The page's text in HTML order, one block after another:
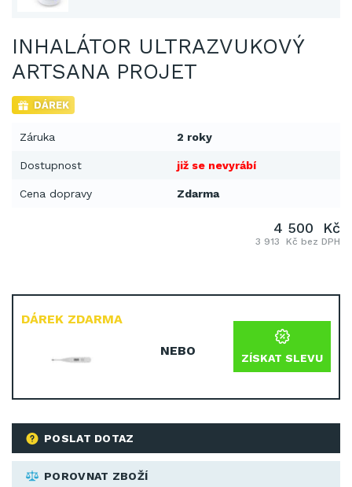
INHALÁTOR ULTRAZVUKOVÝ
ARTSANA PROJET
DÁREK
Záruka 2 roky
Dostupnost již se nevyrábí
Cena dopravy Zdarma
POSLAT DOTAZ
POROVNAT ZBOŽÍ
DÁREK ZDARMA
NEBO ZÍSKAT SLEVU
4 500 Kč
3 913 Kč bez DPH